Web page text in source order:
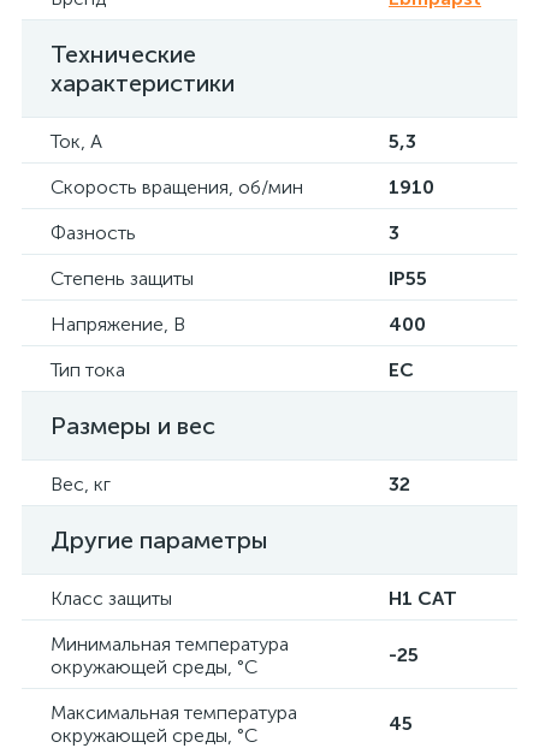
Технические
характеристики
Ток, А
5,3
Скорость вращения, об/мин
1910
Фазность
3
Степень защиты
IP55
Напряжение, В
400
Тип тока
EC
Размеры и вес
Вес, кг 32
Другие параметры
Класс защиты
H1 CAT
Минимальная температура
окружающей среды, °C
-25
Максимальная температура
окружающей среды, °C
45